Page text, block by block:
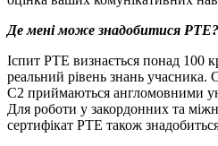
Де мені може знадобитися PTE?
Іспит PTE визнається понад 100
реальний рівень знань учасника.
С2 приймаються англомовними
Для роботи у закордонних та
сертифікат РТЕ також